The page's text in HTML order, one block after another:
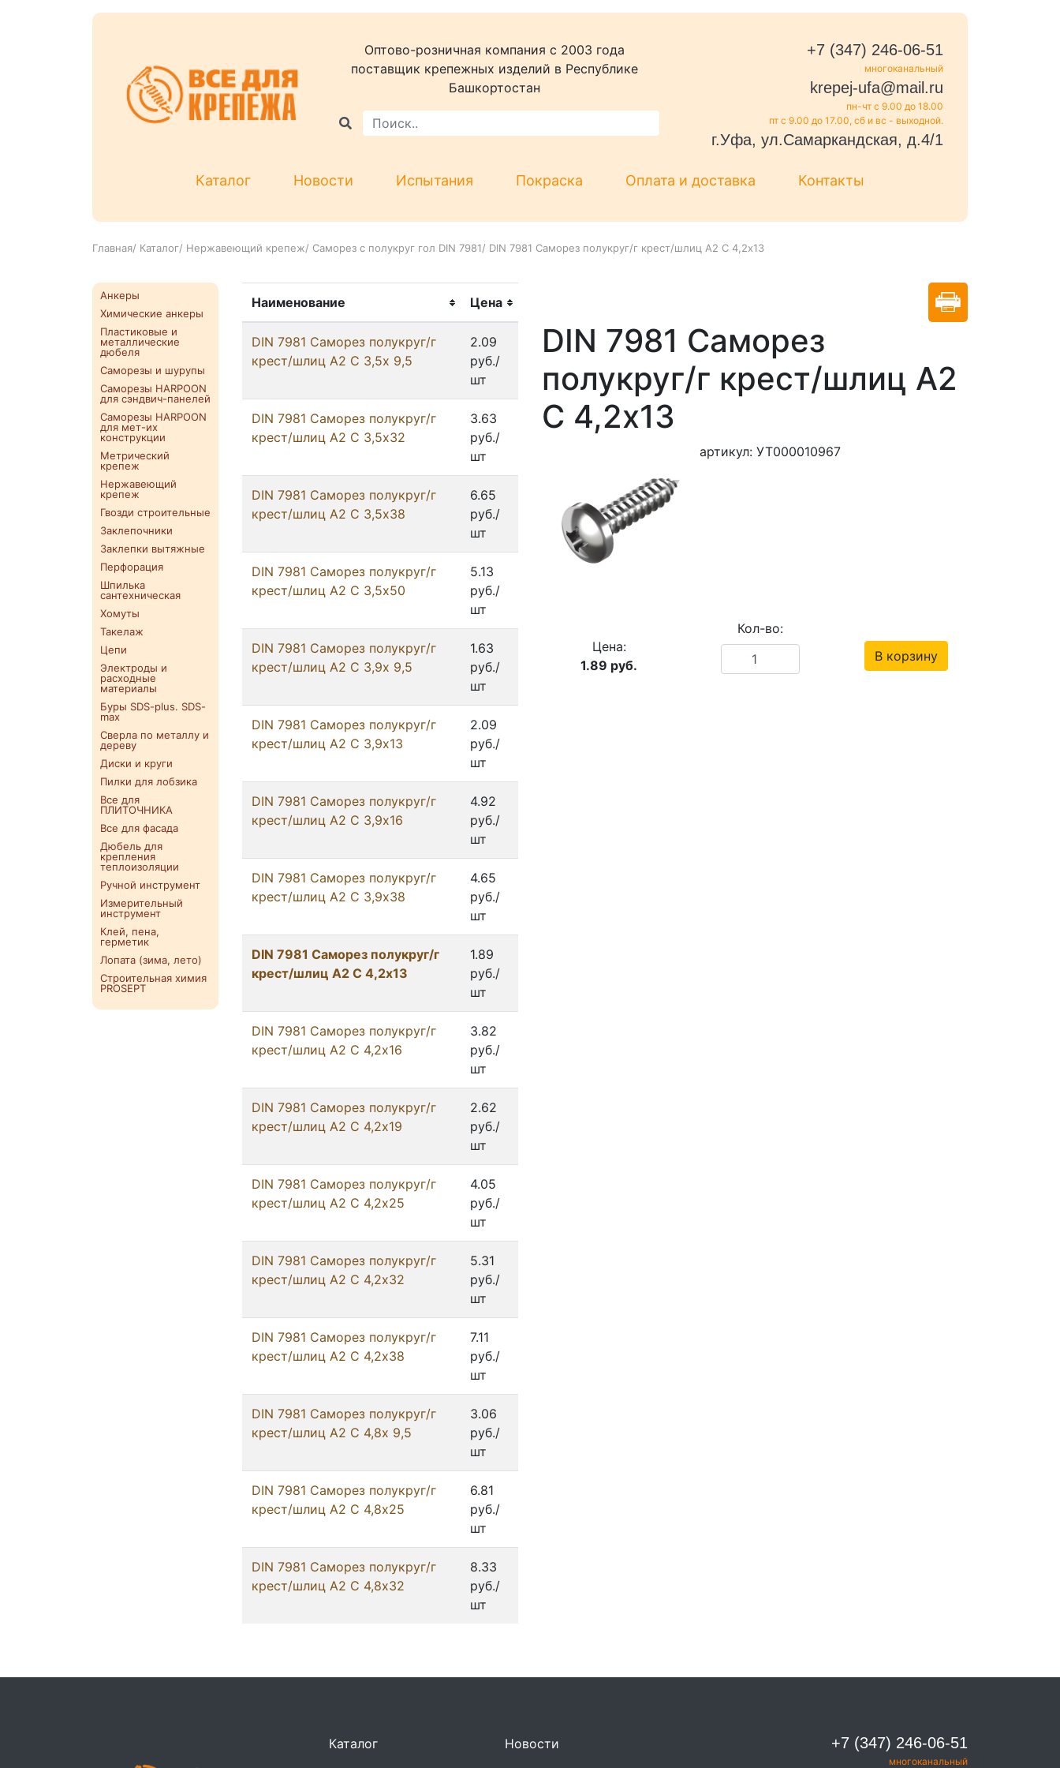
Оптово-розничная компания c 2003 года
поставщик крепежных изделий в Республике
Башкортостан
+7 (347) 246-06-51
многоканальный
krepej-ufa@mail.ru
пн-чт с 9.00 до 18.00
пт с 9.00 до 17.00, сб и вс - выходной.
г.Уфа, ул.Самаркандская, д.4/1
Каталог Новости Испытания Покраска Оплата и доставка Контакты
Главная/ Каталог/ Нержавеющий крепеж/ Саморез с полукруг гол DIN 7981/ DIN 7981 Саморез полукруг/г крест/шлиц А2 С 4,2х13
Анкеры
Химические анкеры
Пластиковые и
металлические
дюбеля
Саморезы и шурупы
Саморезы HARPOON
для сэндвич-панелей
Саморезы HARPOON
для мет-их
конструкции
Метрический
крепеж
Нержавеющий
крепеж
Гвозди строительные
Заклепочники
Заклепки вытяжные
Перфорация
Шпилька
сантехническая
Хомуты
Такелаж
Цепи
Электроды и
расходные
материалы
Буры SDS-plus. SDS-
max
Сверла по металлу и
дереву
Диски и круги
Пилки для лобзика
Все для
ПЛИТОЧНИКА
Все для фасада
Дюбель для
крепления
теплоизоляции
Ручной инструмент
Измерительный
инструмент
Клей, пена,
герметик
Лопата (зима, лето)
Строительная химия
PROSEPT
Наименование Цена
DIN 7981 Саморез полукруг/г
крест/шлиц А2 С 3,5х 9,5
2.09
руб./
шт
DIN 7981 Саморез полукруг/г
крест/шлиц А2 С 3,5х32
3.63
руб./
шт
DIN 7981 Саморез полукруг/г
крест/шлиц А2 С 3,5х38
6.65
руб./
шт
DIN 7981 Саморез полукруг/г
крест/шлиц А2 С 3,5х50
5.13
руб./
шт
DIN 7981 Саморез полукруг/г
крест/шлиц А2 С 3,9х 9,5
1.63
руб./
шт
DIN 7981 Саморез полукруг/г
крест/шлиц А2 С 3,9х13
2.09
руб./
шт
DIN 7981 Саморез полукруг/г
крест/шлиц А2 С 3,9х16
4.92
руб./
шт
DIN 7981 Саморез полукруг/г
крест/шлиц А2 С 3,9х38
4.65
руб./
шт
DIN 7981 Саморез полукруг/г
крест/шлиц А2 С 4,2х13
1.89
руб./
шт
DIN 7981 Саморез полукруг/г
крест/шлиц А2 С 4,2х16
3.82
руб./
шт
DIN 7981 Саморез полукруг/г
крест/шлиц А2 С 4,2х19
2.62
руб./
шт
DIN 7981 Саморез полукруг/г
крест/шлиц А2 С 4,2х25
4.05
руб./
шт
DIN 7981 Саморез полукруг/г
крест/шлиц А2 С 4,2х32
5.31
руб./
шт
DIN 7981 Саморез полукруг/г
крест/шлиц А2 С 4,2х38
7.11
руб./
шт
DIN 7981 Саморез полукруг/г
крест/шлиц А2 С 4,8х 9,5
3.06
руб./
шт
DIN 7981 Саморез полукруг/г
крест/шлиц А2 С 4,8х25
6.81
руб./
шт
DIN 7981 Саморез полукруг/г
крест/шлиц А2 С 4,8х32
8.33
руб./
шт
DIN 7981 Саморез
полукруг/г крест/шлиц А2
С 4,2х13
артикул: УТ000010967
Цена:
1.89 руб.
Кол-во:
В корзину
Каталог Новости +7 (347) 246-06-51
многоканальный